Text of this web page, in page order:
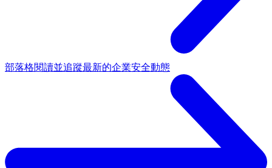
部落格閱讀並追蹤最新的企業安全動態